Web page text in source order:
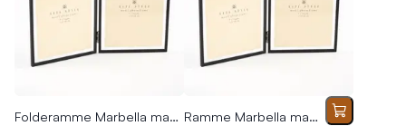
Folderamme Marbella matt sort Ramme Marbella matt sort 2x(13x18)